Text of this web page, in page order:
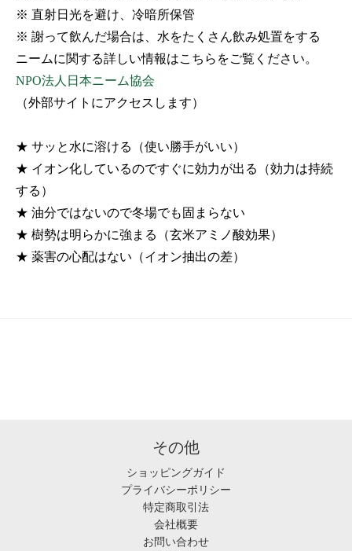
※ 直射日光を避け、冷暗所保管
※ 謝って飲んだ場合は、水をたくさん飲み処置をする
ニームに関する詳しい情報はこちらをご覧ください。
NPO法人日本ニーム協会
（外部サイトにアクセスします）
★ サッと水に溶ける（使い勝手がいい）
★ イオン化しているのですぐに効力が出る（効力は持続
する）
★ 油分ではないので冬場でも固まらない
★ 樹勢は明らかに強まる（玄米アミノ酸効果）
★ 薬害の心配はない（イオン抽出の差）
その他
ショッピングガイド
プライバシーポリシー
特定商取引法
会社概要
お問い合わせ